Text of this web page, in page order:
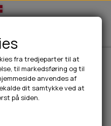
& seler Seler
fra tredjeparter til at
til markedsføring og til
anvendes af
dit samtykke ved at
på siden.